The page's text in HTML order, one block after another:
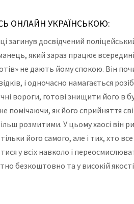
ОНЛАЙН УКРАЇНСЬКОЮ:
загинув досвідчений
який зараз працює
не дають йому спокою. Він
і одночасно намагається
вороги, готові знищити його в
помічаючи, як його сприйняття
розмитими. У цьому хаосі він
його самого, але і тих, хто
у всіх навколо і
безкоштовно та у високій